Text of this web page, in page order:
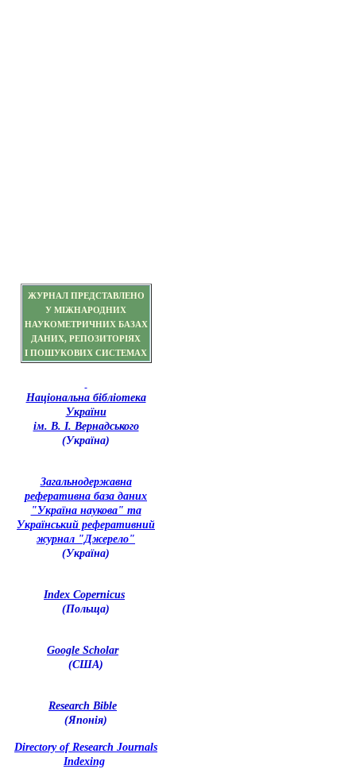
ЖУРНАЛ ПРЕДСТАВЛЕНО
У МІЖНАРОДНИХ
НАУКОМЕТРИЧНИХ БАЗАХ
ДАНИХ, РЕПОЗИТОРІЯХ
І ПОШУКОВИХ СИСТЕМАХ
Національна бібліотека
України
ім. В. І. Вернадського
(Україна)
Загальнодержавна
реферативна база даних
"Україна наукова" та
Український реферативний
журнал "Джерело"
(Україна)
Index Copernicus
(Польща)
Google Scholar
(США)
Research Bible
(Японія)
Directory of Research Journals
Indexing